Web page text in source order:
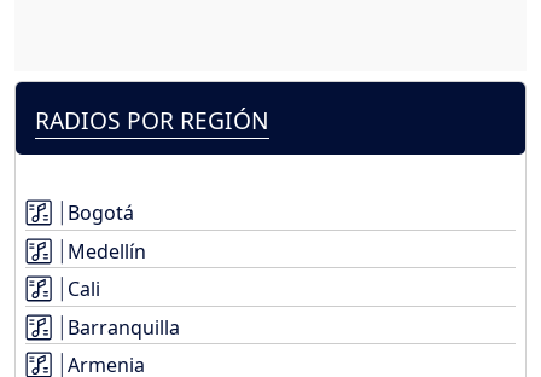
RADIOS POR REGIÓN
Bogotá
Medellín
Cali
Barranquilla
Armenia